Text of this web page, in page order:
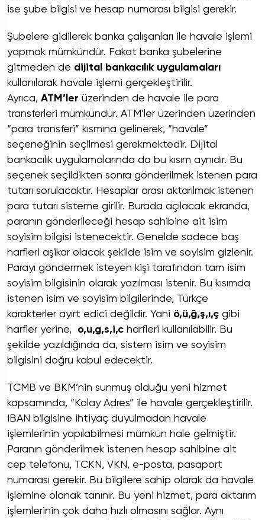
ise şube bilgisi ve hesap numarası bilgisi gerekir.
Şubelere gidilerek banka çalışanları ile havale işlemi
yapmak mümkündür. Fakat banka şubelerine
gitmeden de dijital bankacılık uygulamaları
kullanılarak havale işlemi gerçekleştirilir.
Ayrıca, ATM’ler üzerinden de havale ile para
transferleri mümkündür. ATM’ler üzerinden üzerinden
“para transferi” kısmına gelinerek, “havale”
seçeneğinin seçilmesi gerekmektedir. Dijital
bankacılık uygulamalarında da bu kısım aynıdır. Bu
seçenek seçildikten sonra gönderilmek istenen para
tutarı sorulacaktır. Hesaplar arası aktarılmak istenen
para tutarı sisteme girilir. Burada açılacak ekranda,
paranın gönderileceği hesap sahibine ait isim
soyisim bilgisi istenecektir. Genelde sadece baş
harfleri aşikar olacak şekilde isim ve soyisim gizlenir.
Parayı göndermek isteyen kişi tarafından tam isim
soyisim bilgisinin olarak yazılması istenir. Bu kısımda
istenen isim ve soyisim bilgilerinde, Türkçe
karakterler ayırt edici değildir. Yani ö,ü,ğ,ş,ı,ç gibi
harfler yerine, o,u,g,s,i,c harfleri kullanılabilir. Bu
şekilde yazıldığında da, sistem isim ve soyisim
bilgisini doğru kabul edecektir.
TCMB ve BKM’nin sunmuş olduğu yeni hizmet
kapsamında, “Kolay Adres” ile havale gerçekleştirilir.
IBAN bilgisine ihtiyaç duyulmadan havale
işlemlerinin yapılabilmesi mümkün hale gelmiştir.
Paranın gönderilmek istenen hesap sahibine ait
cep telefonu, TCKN, VKN, e-posta, pasaport
numarası gerekir. Bu bilgilere sahip olarak da havale
işlemine olanak tanınır. Bu yeni hizmet, para aktarım
işlemlerinin çok daha hızlı olmasını sağlar. Aynı